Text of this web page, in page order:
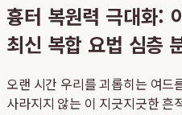
흉터 복원력 극대화:
최신 복합 요법 심층
오랜 시간 우리를 괴롭히는 여드
사라지지 않는 이 지긋지긋한 흔